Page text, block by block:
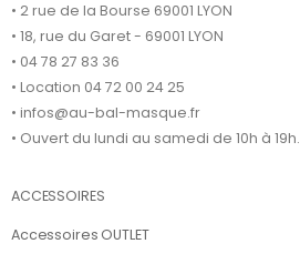
• 2 rue de la Bourse 69001 LYON
• 18, rue du Garet - 69001 LYON
• 04 78 27 83 36
• Location 04 72 00 24 25
• infos@au-bal-masque.fr
• Ouvert du lundi au samedi de 10h à 19h.
ACCESSOIRES
Accessoires OUTLET